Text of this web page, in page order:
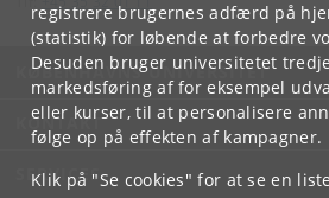
registrere brugernes adfærd på
(statistik) for løbende at forbedre
Desuden bruger universitetet
markedsføring af for eksempel
eller kurser, til at personalisere
følge op på effekten af kampagner.
Klik på "Se cookies" for at se en
KØBENHAVNS UNIVERSITET
KONTAKT
SERVICES